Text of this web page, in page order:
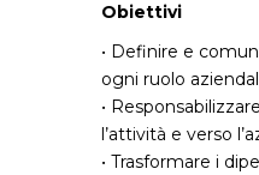
Obiettivi
• Definire e
ogni ruolo
•
l’attività e verso
• Trasformare i